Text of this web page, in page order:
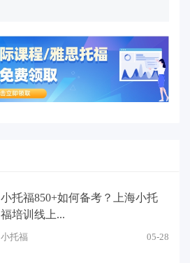
小托福850+如何备考？上海小托
福培训线上...
小托福 05-28